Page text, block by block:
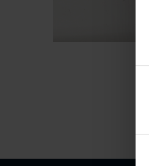
t